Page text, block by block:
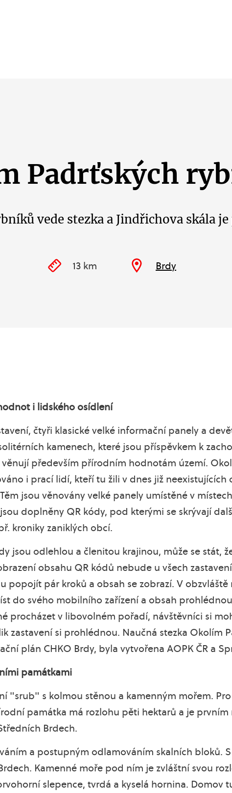
Padrťských
vede stezka a Jindřichova skála
13 km Brdy
i lidského osídlení
čtyři klasické velké informační panely a
kamenech, které jsou příspěvkem k
věnují především přírodním hodnotám území.
i prací lidí, kteří tu žili v dnes již neexistujících
jsou věnovány velké panely umístěné v
doplněny QR kódy, pod kterými se skrývají
kroniky zaniklých obcí.
jsou odlehlou a členitou krajinou, může se stát,
obsahu QR kódů nebude u všech
popojít pár kroků a obsah se zobrazí. V obzvláště
do svého mobilního zařízení a obsah
procházet v libovolném pořadí, návštěvníci si
zastavení si prohlédnou. Naučná stezka Okolím
plán CHKO Brdy, byla vytvořena AOPK ČR a
památkami
"srub" s kolmou stěnou a kamenným mořem.
památka má rozlohu pěti hektarů a je
Brdech.
a postupným odlamováním skalních bloků. S
Kamenné moře pod ním je zvláštní svou
slepence, tvrdá a kyselá hornina. Domov